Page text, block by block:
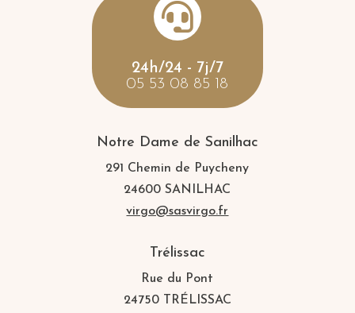

24h/24 - 7j/7
05 53 08 85 18
Notre Dame de Sanilhac
291 Chemin de Puycheny
24600 SANILHAC
virgo@sasvirgo.fr
Trélissac
Rue du Pont
24750 TRÉLISSAC